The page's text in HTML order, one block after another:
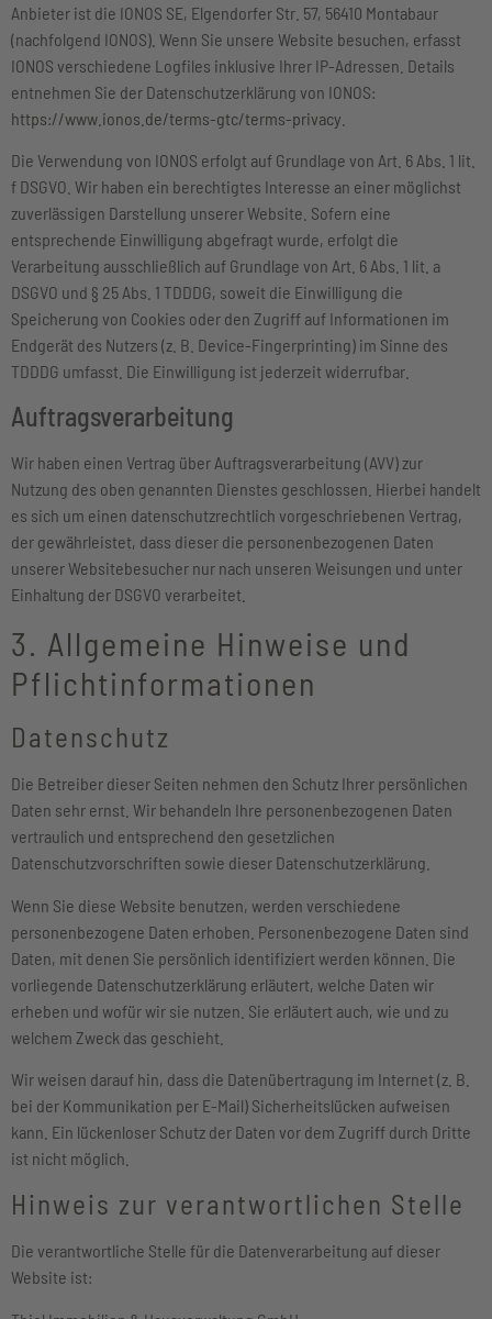
Anbieter ist die IONOS SE, Elgendorfer Str. 57, 56410 Montabaur
(nachfolgend IONOS). Wenn Sie unsere Website besuchen, erfasst
IONOS verschiedene Logfiles inklusive Ihrer IP-Adressen. Details
entnehmen Sie der Datenschutzerklärung von IONOS:
https://www.ionos.de/terms-gtc/terms-privacy
Die Verwendung von IONOS erfolgt auf Grundlage von Art. 6 Abs. 1 lit.
f DSGVO. Wir haben ein berechtigtes Interesse an einer möglichst
zuverlässigen Darstellung unserer Website. Sofern eine
entsprechende Einwilligung abgefragt wurde, erfolgt die
Verarbeitung ausschließlich auf Grundlage von Art. 6 Abs. 1 lit. a
DSGVO und § 25 Abs. 1 TDDDG, soweit die Einwilligung die
Speicherung von Cookies oder den Zugriff auf Informationen im
Endgerät des Nutzers (z. B. Device-Fingerprinting) im Sinne des
TDDDG umfasst. Die Einwilligung ist jederzeit widerrufbar.
Auftragsverarbeitung
Wir haben einen Vertrag über Auftragsverarbeitung (AVV) zur
Nutzung des oben genannten Dienstes geschlossen. Hierbei handelt
es sich um einen datenschutzrechtlich vorgeschriebenen Vertrag,
der gewährleistet, dass dieser die personenbezogenen Daten
unserer Websitebesucher nur nach unseren Weisungen und unter
Einhaltung der DSGVO verarbeitet.
3. Allgemeine Hinweise und
Pflicht­informationen
Datenschutz
Die Betreiber dieser Seiten nehmen den Schutz Ihrer persönlichen
Daten sehr ernst. Wir behandeln Ihre personenbezogenen Daten
vertraulich und entsprechend den gesetzlichen
Datenschutzvorschriften sowie dieser Datenschutzerklärung.
Wenn Sie diese Website benutzen, werden verschiedene
personenbezogene Daten erhoben. Personenbezogene Daten sind
Daten, mit denen Sie persönlich identifiziert werden können. Die
vorliegende Datenschutzerklärung erläutert, welche Daten wir
erheben und wofür wir sie nutzen. Sie erläutert auch, wie und zu
welchem Zweck das geschieht.
Wir weisen darauf hin, dass die Datenübertragung im Internet (z. B.
bei der Kommunikation per E-Mail) Sicherheitslücken aufweisen
kann. Ein lückenloser Schutz der Daten vor dem Zugriff durch Dritte
ist nicht möglich.
Hinweis zur verantwortlichen Stelle
Die verantwortliche Stelle für die Datenverarbeitung auf dieser
Website ist: